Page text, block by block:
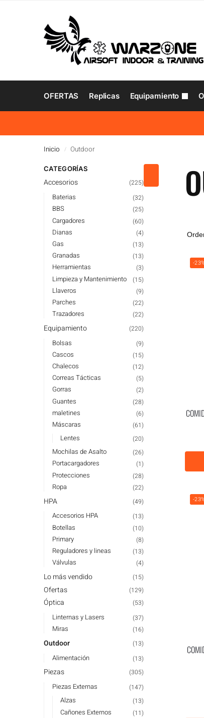
OFERTAS Replicas Equipamiento
Inicio / Outdoor
-
-
CATEGORÍAS
Accesorios (225)
Baterias (32)
BBS (25)
Cargadores (60)
Dianas (4)
Gas (13)
Granadas (13)
Herramientas (3)
Limpieza y Mantenimiento (15)
Llaveros (9)
Parches (22)
Trazadores (22)
Equipamiento (220)
Bolsas (9)
Cascos (15)
Chalecos (12)
Correas Tácticas (5)
Gorras (2)
Guantes (28)
maletines (6)
Máscaras (61)
Lentes (20)
Mochilas de Asalto (26)
Portacargadores (1)
Protecciones (28)
Ropa (22)
HPA (49)
Accesorios HPA (13)
Botellas (10)
Primary (8)
Reguladores y lineas (13)
Válvulas (4)
Lo más vendido (15)
Ofertas (129)
Óptica (53)
Linternas y Lasers (37)
Miras (16)
Outdoor (13)
Alimentación (13)
Piezas (305)
Piezas Externas (147)
Alzas (13)
Cañones Externos (11)